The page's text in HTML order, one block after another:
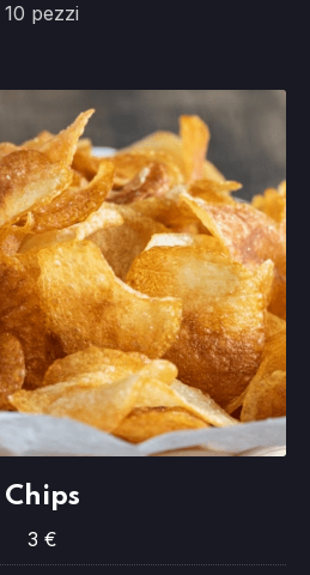
10 pezzi
Chips
3 €